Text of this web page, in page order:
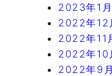
2023年1月
2022年12
2022年11
2022年10
2022年9月